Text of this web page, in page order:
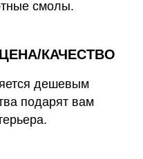
смолы.
КАЧЕСТВО
дешевым
подарят вам